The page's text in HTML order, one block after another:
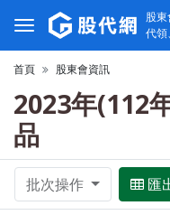
股
代領
首頁 股東會資訊
2023年(112
品
批次操作 匯